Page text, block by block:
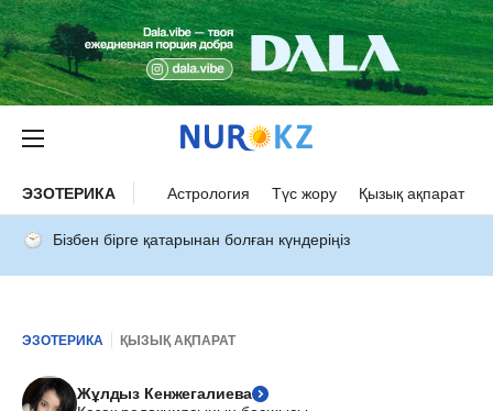
ЭЗОТЕРИКА Астрология Түс жору Қызық ақпарат
Бізбен бірге қатарынан болған күндеріңіз
ЭЗОТЕРИКА ҚЫЗЫҚ АҚПАРАТ
Жұлдыз Кенжегалиева